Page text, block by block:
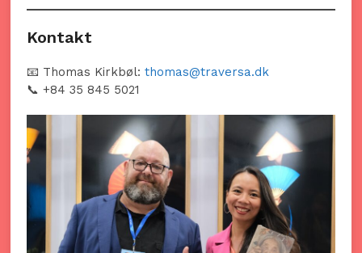
Kontakt
📧 Thomas Kirkbøl:thomas@traversa.dk
📞 +84 35 845 5021